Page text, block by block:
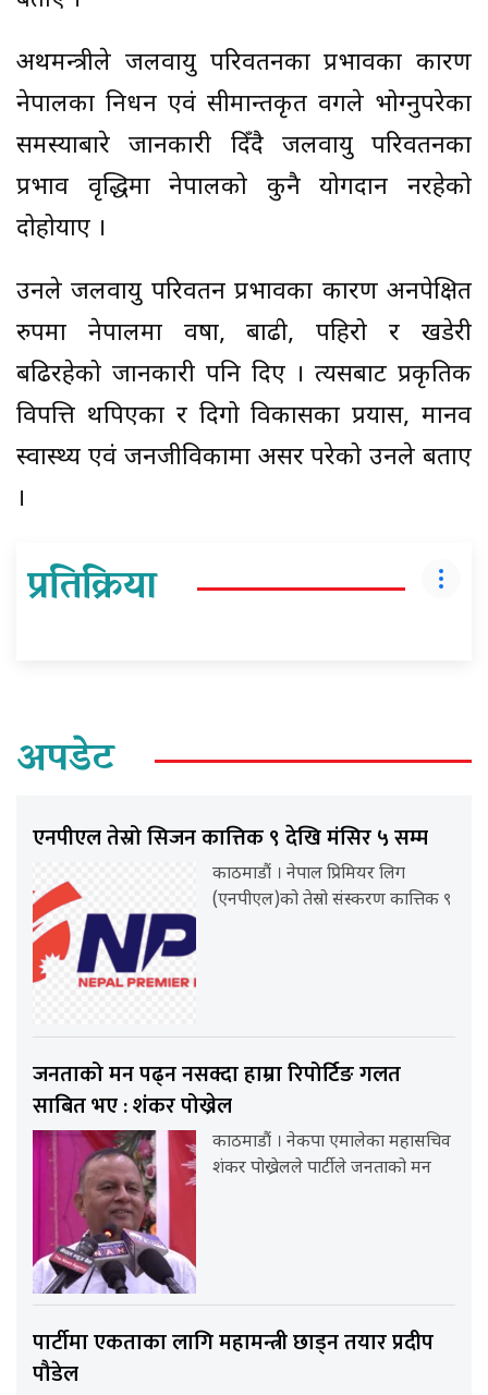
अर्थमन्त्रीले जलवायु परिवर्तनका प्रभावका कारण
नेपालका निर्धन एवं सीमान्तकृत वर्गले भोग्नुपरेका
समस्याबारे जानकारी दिँदै जलवायु परिवर्तनका
प्रभाव वृद्धिमा नेपालको कुनै योगदान नरहेको
दोहोर्या‍ए ।
उनले जलवायु परिवर्तन प्रभावका कारण अनपेक्षित
रुपमा नेपालमा वर्षा, बाढी, पहिरो र खडेरी
बढिरहेको जानकारी पनि दिए । त्यसबाट प्रकृतिक
विपत्ति थपिएका र दिगो विकासका प्रयास, मानव
स्वास्थ्य एवं जनजीविकामा असर परेको उनले बताए
।
प्रतिक्रिया
अपडेट
एनपीएल तेस्रो सिजन कात्तिक ९ देखि मंसिर ५ सम्म
काठमाडौं । नेपाल प्रिमियर लिग
(एनपीएल)को तेस्रो संस्करण कात्तिक ९
जनताको मन पढ्न नसक्दा हाम्रा रिपोर्टिङ गलत
साबित भए : शंकर पोख्रेल
काठमाडौं । नेकपा एमालेका महासचिव
शंकर पोख्रेलले पार्टीले जनताको मन
पार्टीमा एकताका लागि महामन्त्री छाड्न तयार प्रदीप
पौडेल